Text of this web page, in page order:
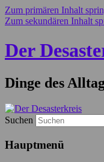
Zum primären Inhalt
Zum sekundären Inhalt
Der
Dinge des
Suchen
Hauptmenü